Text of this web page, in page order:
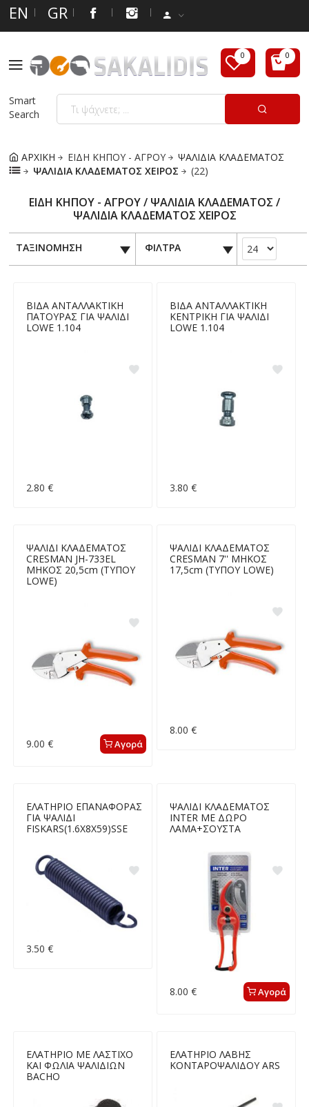
EN GR
Smart
Search
ΑΡΧΙΚΗ ΕΙΔΗ ΚΗΠΟΥ - ΑΓΡΟΥ
ΨΑΛΙΔΙΑ ΚΛΑΔΕΜΑΤΟΣ
ΨΑΛΙΔΙΑ ΚΛΑΔΕΜΑΤΟΣ ΧΕΙΡΟΣ
(22)
ΕΙΔΗ ΚΗΠΟΥ - ΑΓΡΟΥ / ΨΑΛΙΔΙΑ ΚΛΑΔΕΜΑΤΟΣ /
ΨΑΛΙΔΙΑ ΚΛΑΔΕΜΑΤΟΣ ΧΕΙΡΟΣ
ΤΑΞΙΝΟΜΗΣΗ ΦΙΛΤΡΑ
ΒΙΔΑ ΑΝΤΑΛΛΑΚΤΙΚΗ
ΠΑΤΟΥΡΑΣ ΓΙΑ ΨΑΛΙΔΙ
LOWE 1.104
2.80 €
ΒΙΔΑ ΑΝΤΑΛΛΑΚΤΙΚΗ
ΚΕΝΤΡΙΚΗ ΓΙΑ ΨΑΛΙΔΙ
LOWE 1.104
3.80 €
ΨΑΛΙΔΙ ΚΛΑΔΕΜΑΤΟΣ
CRESMAN JH-733EL
ΜΗΚΟΣ 20,5cm (ΤΥΠΟΥ
LOWE)
9.00 € Αγορά
ΨΑΛΙΔΙ ΚΛΑΔΕΜΑΤΟΣ
CRESMAN 7'' ΜΗΚΟΣ
17,5cm (ΤΥΠΟΥ LOWE)
8.00 €
ΕΛΑΤΗΡΙΟ ΕΠΑΝΑΦΟΡΑΣ
ΓΙΑ ΨΑΛΙΔΙ
FISKARS(1.6Χ8Χ59)SSE
3.50 €
ΨΑΛΙΔΙ ΚΛΑΔΕΜΑΤΟΣ
INTER ΜΕ ΔΩΡΟ
ΛΑΜΑ+ΣΟΥΣΤΑ
8.00 € Αγορά
ΕΛΑΤΗΡΙΟ ΜΕ ΛΑΣΤΙΧΟ
ΚΑΙ ΦΩΛΙΑ ΨΑΛΙΔΙΩΝ
BACHO
ΕΛΑΤΗΡΙΟ ΛΑΒΗΣ
ΚΟΝΤΑΡΟΨΑΛΙΔΟΥ ARS